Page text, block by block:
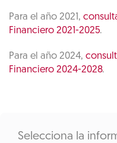
Para el año 2021,
Financiero 2021-2025.
Para el año 2024,
Financiero 2024-2028.
Selecciona la